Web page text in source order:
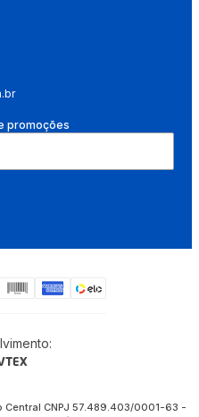
promoções
Central CNPJ 57.489.403/0001-63 -